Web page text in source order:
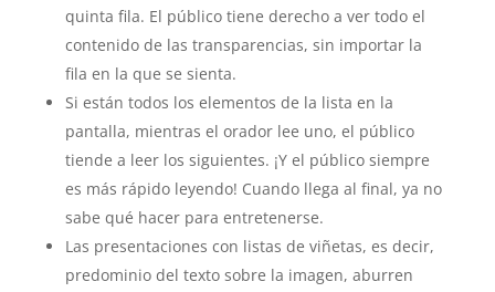
quinta fila. El público tiene derecho a ver todo el
contenido de las transparencias, sin importar la
fila en la que se sienta.
Si están todos los elementos de la lista en la
pantalla, mientras el orador lee uno, el público
tiende a leer los siguientes. ¡Y el público siempre
es más rápido leyendo! Cuando llega al final, ya no
sabe qué hacer para entretenerse.
Las presentaciones con listas de viñetas, es decir,
predominio del texto sobre la imagen, aburren